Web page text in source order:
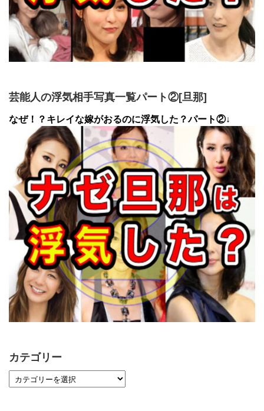
芸能人の浮気相手写真一覧パート②[旦那]
なぜ！？キレイな嫁がおるのに浮気した？パート②↓
カテゴリー